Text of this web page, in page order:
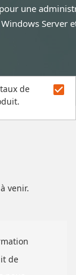
une
Server
de
check_box
venir.
de